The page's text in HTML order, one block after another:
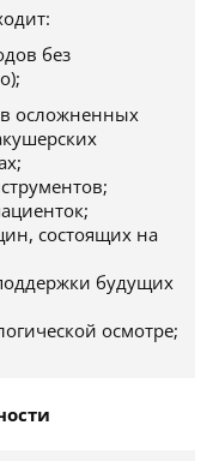
без
в осложненных
состоящих на
будущих
осмотре;